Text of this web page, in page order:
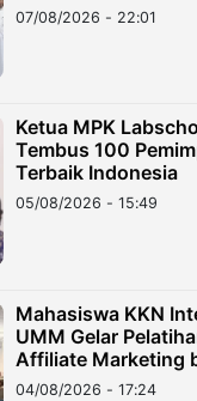
07/08/2026 - 22:01
Ketua MPK
Tembus 100
Terbaik Indonesia
05/08/2026 - 15:49
Mahasiswa KKN
UMM Gelar
Affiliate Marketing
Migran Indonesia di
04/08/2026 - 17:24